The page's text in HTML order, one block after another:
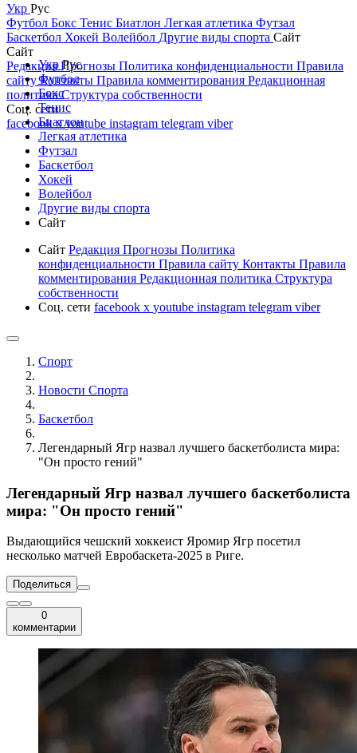
Укр Рус
Футбол Бокс Тенис Биатлон Легкая атлетика Футзал
Баскетбол Хокей Волейбол Другие виды спорта Сайт
Сайт
РедакцияПрогнозы Политика конфиденциальности Правила
сайтуКонтакты Правила комментирования Редакционная
политикаСтруктура собственности
Соц. сети
facebookxyoutube instagram telegram viber
УкрРус
Футбол
Бокс
Тенис
Биатлон
Легкая атлетика
Футзал
Баскетбол
Хокей
Волейбол
Другие виды спорта
Сайт
Сайт Редакция Прогнозы Политика
конфиденциальности Правила сайту Контакты Правила
комментирования Редакционная политика Структура
собственности
Соц. сети facebook x youtube instagram telegram viber
Спорт
Новости Cпорта
Баскетбол
Легендарный Ягр назвал лучшего баскетболиста мира:
"Он просто гений"
Легендарный Ягр назвал лучшего баскетболиста
мира: "Он просто гений"
Выдающийся чешский хоккеист Яромир Ягр посетил
несколько матчей Евробаскета-2025 в Риге.
Поделиться
0
комментарии